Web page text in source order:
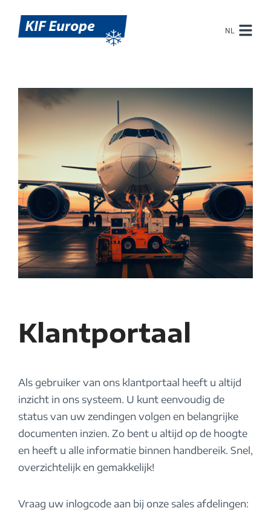
NL
Klantportaal
Als gebruiker van ons klantportaal heeft u altijd
inzicht in ons systeem. U kunt eenvoudig de
status van uw zendingen volgen en belangrijke
documenten inzien. Zo bent u altijd op de hoogte
en heeft u alle informatie binnen handbereik. Snel,
overzichtelijk en gemakkelijk!
Vraag uw inlogcode aan bij onze sales afdelingen: